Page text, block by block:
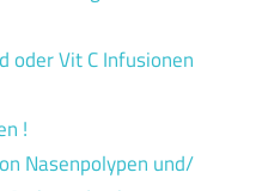
oder Vit C Infusionen
!
Nasenpolypen und/